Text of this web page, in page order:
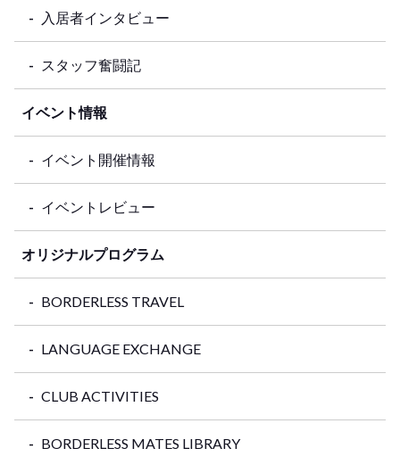
入居者インタビュー
スタッフ奮闘記
イベント情報
イベント開催情報
イベントレビュー
オリジナルプログラム
BORDERLESS TRAVEL
LANGUAGE EXCHANGE
CLUB ACTIVITIES
BORDERLESS MATES LIBRARY